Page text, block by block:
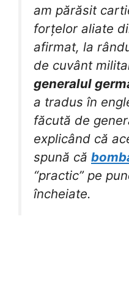
am părăsit
forțelor aliate
afirmat, la
de cuvânt
generalul
a tradus în
făcută de
explicând că
spună că
“practic” pe
încheiate.